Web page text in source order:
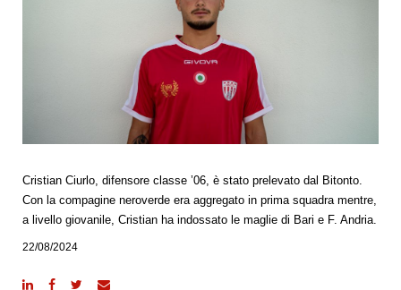
Cristian Ciurlo, difensore classe ’06, è stato prelevato dal Bitonto.
Con la compagine neroverde era aggregato in prima squadra mentre,
a livello giovanile, Cristian ha indossato le maglie di Bari e F. Andria.
22/08/2024